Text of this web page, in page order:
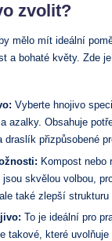
‍zvolit?
mělo mít ideální
a‌ bohaté květy. Zde
Vyberte hnojivo
azalky. Obsahuje
draslík přizpůsobené
⁣Kompost nebo
skvělou volbou,
také ‍zlepší strukturu
To je ideální pro
takové, které uvolňuje